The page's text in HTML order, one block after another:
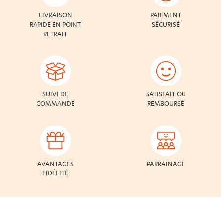
LIVRAISON
RAPIDE EN POINT
RETRAIT
PAIEMENT
SÉCURISÉ
SUIVI DE
COMMANDE
SATISFAIT OU
REMBOURSÉ
AVANTAGES
FIDÉLITÉ
PARRAINAGE